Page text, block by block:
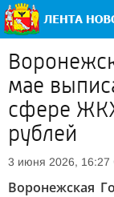
мае
сфере
рублей
3 июня 2026, 16:27
Воронежская